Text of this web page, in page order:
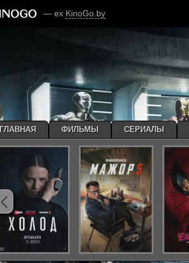
— ex KinoGo.by
ГЛАВНАЯ ФИЛЬМЫ СЕРИАЛЫ